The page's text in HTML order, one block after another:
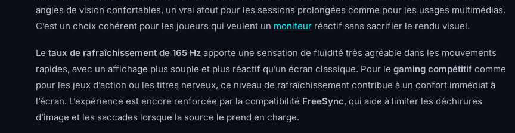
angles de vision confortables, un vrai atout pour les sessions prolongées comme pour les usages multimédias.
C’est un choix cohérent pour les joueurs qui veulent un moniteur réactif sans sacrifier le rendu visuel.
Le taux de rafraîchissement de 165 Hz apporte une sensation de fluidité très agréable dans les mouvements
rapides, avec un affichage plus souple et plus réactif qu’un écran classique. Pour le gaming compétitif comme
pour les jeux d’action ou les titres nerveux, ce niveau de rafraîchissement contribue à un confort immédiat à
l’écran. L’expérience est encore renforcée par la compatibilité FreeSync, qui aide à limiter les déchirures
d’image et les saccades lorsque la source le prend en charge.